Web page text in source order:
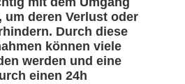
um deren Verlust oder
Durch diese
können viele
werden und eine
einen 24h